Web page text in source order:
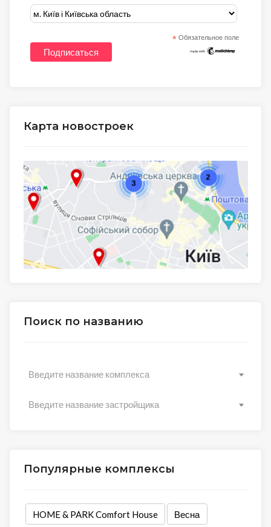
* Обязательное поле
Карта новостроек
Поиск по названию
Введите название комплекса
Введите название застройщика
Популярные комплексы
HOME & PARK Comfort House Весна